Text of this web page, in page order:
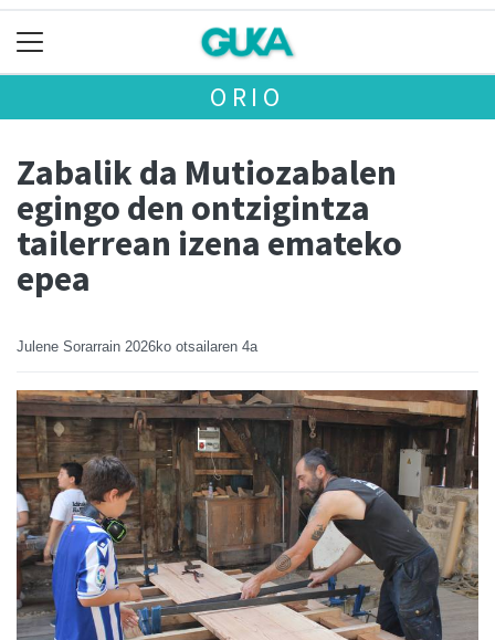
ORIO
Zabalik da Mutiozabalen
egingo den ontzigintza
tailerrean izena emateko
epea
Julene Sorarrain 2026ko otsailaren 4a